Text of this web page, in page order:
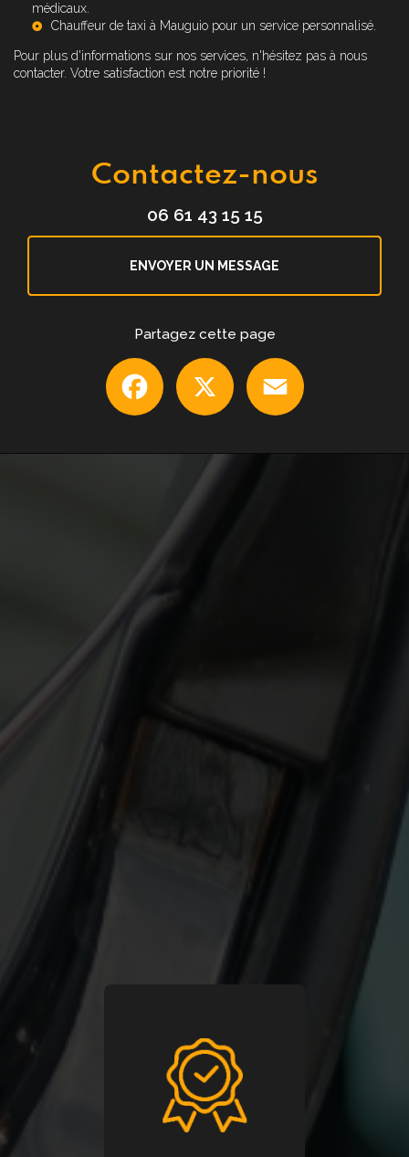
médicaux.
Chauffeur de taxi à Mauguio pour un service personnalisé.
Pour plus d'informations sur nos services, n'hésitez pas à nous
contacter. Votre satisfaction est notre priorité !
Contactez-nous
06 61 43 15 15
ENVOYER UN MESSAGE
Partagez cette page
Facebook